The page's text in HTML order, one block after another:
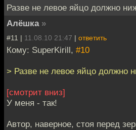
Разве не левое яйцо должно
Алёшка »
#11 | 11.08.10 21:47 | ответить
Кому: SuperKirill, #10
> Разве не левое яйцо должно
[смотрит вниз]
У меня - так!
Автор, наверное, стоя перед